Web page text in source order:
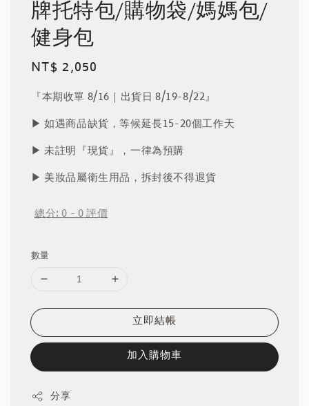
牌托特包/購物袋/媽媽包/
健身包
Regular
price
NT$ 2,050
『本期收單 8/16｜出貨日 8/19-8/22』
▶︎ 如遇商品缺貨，等候延長15-20個工作天
▶︎ 未註明『現貨』，一律為預購
▶︎ 美妝品屬衛生用品，拆封後不得退貨
總分:0-0評價
數量
立即結帳
加入購物車
分享